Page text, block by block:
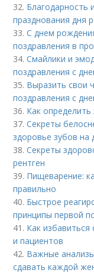
32. Благодарность
празднования дня
33.С днем
поздравления в
34.Смайлики и
поздравления с
35. Выразить свои
поздравления с
36. Как
37.Секреты
здоровье зубов на
38.Секреты
рентген
39. Пищеварение:
правильно
40. Быстрое
принципы первой
41. Как избавиться
и пациентов
42. Важные
сдавать каждой